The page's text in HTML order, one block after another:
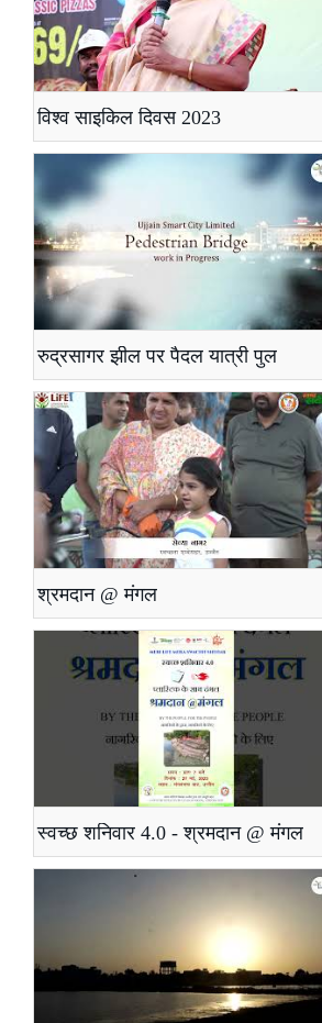
विश्व साइकिल दिवस 2023
रुद्रसागर झील पर पैदल यात्री पुल
श्रमदान @ मंगल
स्वच्छ शनिवार 4.0 - श्रमदान @ मंगल